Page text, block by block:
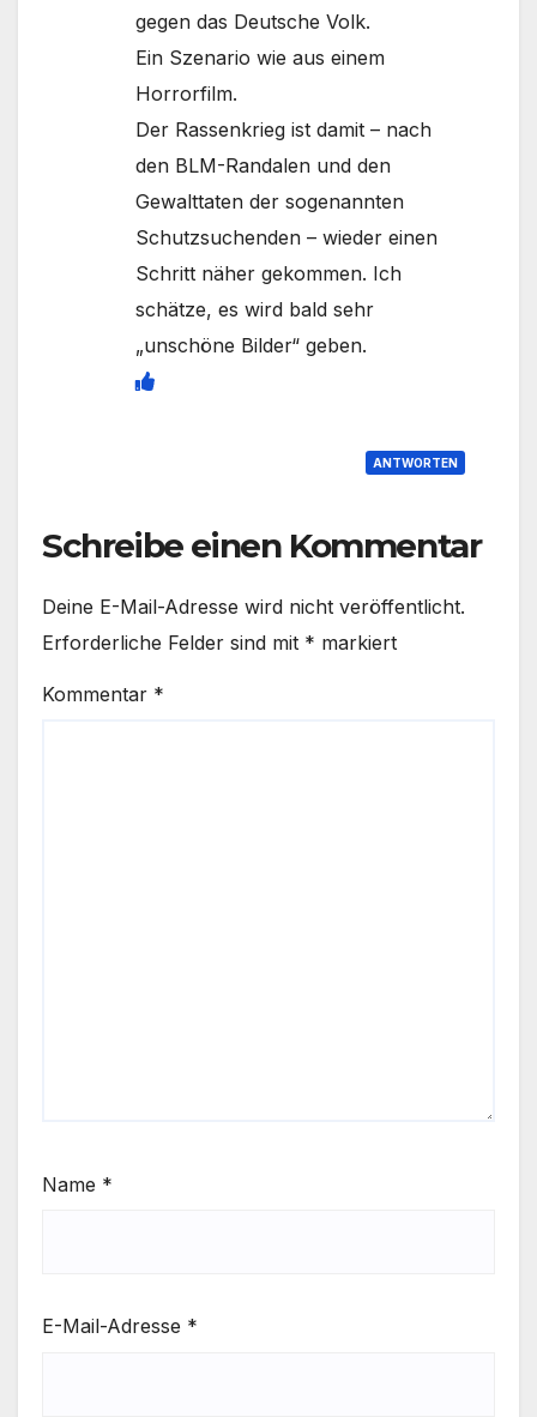
gegen das Deutsche Volk.
Ein Szenario wie aus einem
Horrorfilm.
Der Rassenkrieg ist damit – nach
den BLM-Randalen und den
Gewalttaten der sogenannten
Schutzsuchenden – wieder einen
Schritt näher gekommen. Ich
schätze, es wird bald sehr
„unschöne Bilder“ geben.
ANTWORTEN
Schreibe einen Kommentar
Deine E-Mail-Adresse wird nicht veröffentlicht.
Erforderliche Felder sind mit * markiert
Kommentar *
Name *
E-Mail-Adresse *